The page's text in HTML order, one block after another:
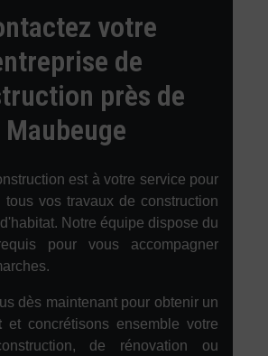
votre
de
près de
Maubeuge
est à votre service pour
tous vos travaux de construction
Notre équipe dispose du
pour vous accompagner
dès maintenant pour obtenir un
et concrétisons ensemble votre
de rénovation ou